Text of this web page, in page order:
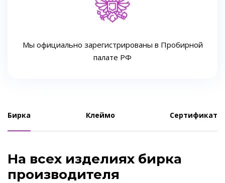
Мы официально зарегистрированы в Пробирной
палате РФ
Бирка Клеймо Сертификат
На всех изделиях бирка
производителя